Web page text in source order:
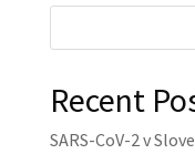
Recent
SARS-CoV-2 v